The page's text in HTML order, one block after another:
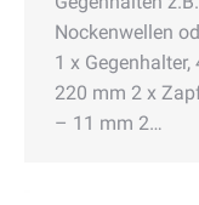
Nockenwellen
1 x
220 mm 2 x
– 11 mm 2…